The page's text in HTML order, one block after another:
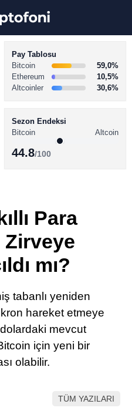
Youtube
TikTok
LinkedIn
Telegram
Pay Tablosu
Bitcoin
59,0%
Ethereum
10,5%
Altcoinler
30,6%
Sezon Endeksi
Bitcoin
Altcoin
44.8/100
Para
mı?
tabanlı yeniden
hareket etmeye
mevcut
için yeni bir
olabilir.
TÜM YAZILARI